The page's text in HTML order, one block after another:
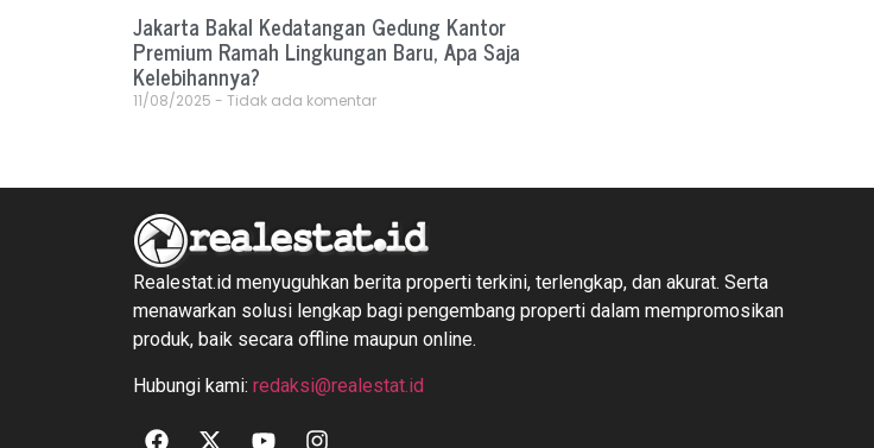
Jakarta Bakal Kedatangan Gedung Kantor
Premium Ramah Lingkungan Baru, Apa Saja
Kelebihannya?
11/08/2025 Tidak ada komentar
Realestat.id menyuguhkan berita properti terkini, terlengkap, dan akurat. Serta
menawarkan solusi lengkap bagi pengembang properti dalam mempromosikan
produk, baik secara offline maupun online.
Hubungi kami: redaksi@realestat.id